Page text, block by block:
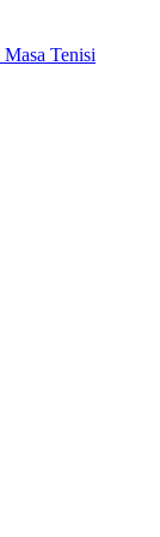
Masa Tenisi